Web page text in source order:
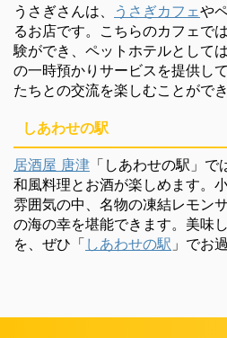
うさぎさんは、 うさぎカフェや
るお店です。こちらのカフェで
験ができ、ペットホテルとして
の一時預かりサービスを提供し
たちとの交流を楽しむことがで
しあわせの駅
居酒屋 唐津 「しあわせの駅」
和風料理とお酒が楽しめます。
雰囲気の中、名物の凍結レモン
の海の幸を堪能できます。美味
を、ぜひ「 しあわせの駅 」でお